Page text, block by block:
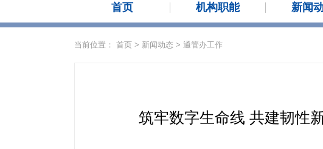
首页 机构职能 新闻
当前位置： 首页 > 新闻动态 > 通管办工作
筑牢数字生命线 共建韧性